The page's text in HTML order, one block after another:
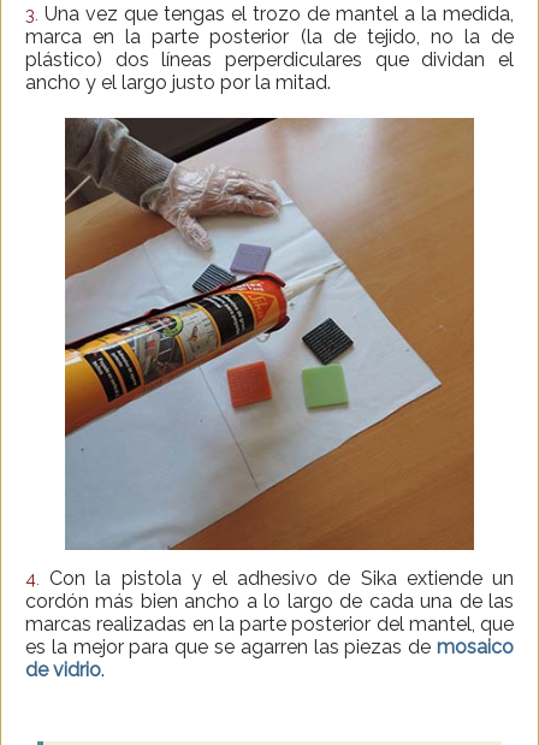
3. Una vez que tengas el trozo de mantel a la medida,
marca en la parte posterior (la de tejido, no la de
plástico) dos líneas perperdiculares que dividan el
ancho y el largo justo por la mitad.
4.
Con la pistola y el adhesivo de Sika extiende un
cordón más bien ancho a lo largo de cada una de las
marcas realizadas en la parte posterior del mantel, que
es la mejor para que se agarren las piezas de mosaico
de vidrio.